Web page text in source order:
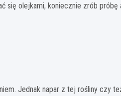
się olejkami, koniecznie zrób
Jednak napar z tej rośliny czy